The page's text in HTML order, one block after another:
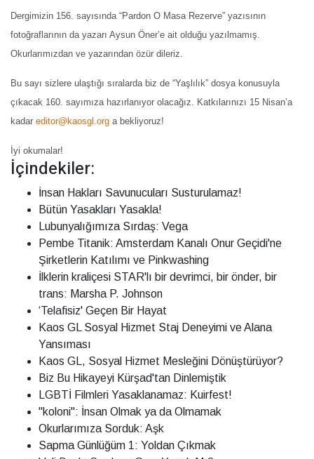
Dergimizin 156. sayısında “Pardon O Masa Rezerve” yazısının
fotoğraflarının da yazarı Aysun Öner’e ait olduğu yazılmamış.
Okurlarımızdan ve yazarından özür dileriz.
Bu sayı sizlere ulaştığı sıralarda biz de “Yaşlılık” dosya konusuyla
çıkacak 160. sayımıza hazırlanıyor olacağız. Katkılarınızı 15 Nisan’a
kadar editor@kaosgl.org a bekliyoruz!
İyi okumalar!
İçindekiler:
İnsan Hakları Savunucuları Susturulamaz!
Bütün Yasakları Yasakla!
Lubunyalığımıza Sırdaş: Vega
Pembe Titanik: Amsterdam Kanalı Onur Geçidi'ne
Şirketlerin Katılımı ve Pinkwashing
İlklerin kraliçesi STAR'lı bir devrimci, bir önder, bir
trans: Marsha P. Johnson
‘Telafisiz' Geçen Bir Hayat
Kaos GL Sosyal Hizmet Staj Deneyimi ve Alana
Yansıması
Kaos GL, Sosyal Hizmet Mesleğini Dönüştürüyor?
Biz Bu Hikayeyi Kürşad'tan Dinlemiştik
LGBTİ Filmleri Yasaklanamaz: Kuirfest!
"koloni": İnsan Olmak ya da Olmamak
Okurlarımıza Sorduk: Aşk
Sapma Günlüğüm 1: Yoldan Çıkmak